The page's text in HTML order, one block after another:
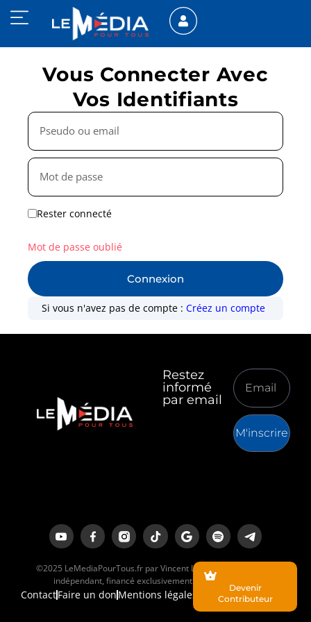
Vous Connecter Avec
Vos Identifiants
Rester connecté
Connexion
Mot de passe oublié
Si vous n'avez pas de compte :Créez un compte
Restez
informé
par email
M'inscrire
©2025 LeMediaPourTous.fr par Vincent Lapierre est un média
indépendant, financé exclusivement par ses lecteurs.
ContactFaire un don Mentions légales
Devenir
Contributeur